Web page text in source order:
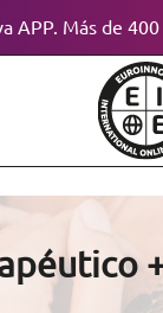
APP. Más de